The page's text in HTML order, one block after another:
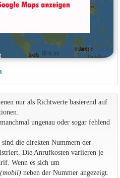
nur als Richtwerte basierend auf
ungenau oder sogar fehlend
sind die direkten Nummern der
Die Anrufkosten variieren je
Wenn es sich um
(mobil)neben der Nummer angezeigt.